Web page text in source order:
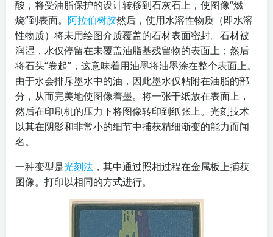
酸，将受油脂保护的设计转移到石灰石上，使图像“燃
烧”到表面。 阿拉伯树胶然后，使用水溶性物质（即水溶
性物质）将未用绘图介质覆盖的石材表面密封。石材被
润湿，水仅停留在未覆盖油脂基残留物的表面上；然后
将石头“卷起”，这意味着用油墨将油墨涂在整个表面上。
由于水会排斥墨水中的油，因此墨水仅粘附在油脂的部
分，从而完美地使图像着墨。将一张干纸放在表面上，
然后在印刷机的压力下将图像转印到纸张上。光刻技术
以其在阴影和非常小的细节中捕获精细渐变的能力而闻
名。
一种变型是光刻法 ，其中通过照相过程在金属板上捕获
图像。打印以相同的方式进行。